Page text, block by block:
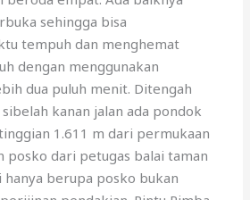
sehingga bisa
tempuh dan menghemat
dengan menggunakan
dua puluh menit. Ditengah
kanan jalan ada pondok
1.611 m dari permukaan
posko dari petugas balai taman
berupa posko bukan